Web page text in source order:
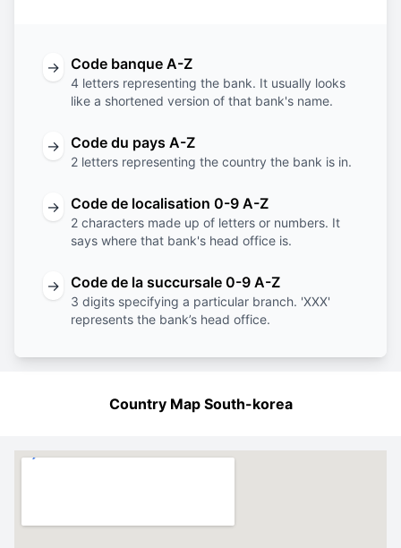
→ Code banque A-Z
4 letters representing the bank. It usually looks
like a shortened version of that bank's name.
→ Code du pays A-Z
2 letters representing the country the bank is in.
→ Code de localisation 0-9 A-Z
2 characters made up of letters or numbers. It
says where that bank's head office is.
→ Code de la succursale 0-9 A-Z
3 digits specifying a particular branch. 'XXX'
represents the bank’s head office.
Country Map South-korea